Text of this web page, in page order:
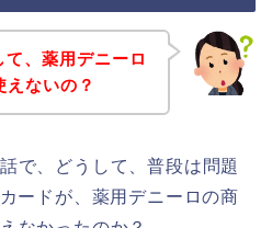
、薬用デニーロ
ないの？
で、どうして、普段は問題
ードが、薬用デニーロの商